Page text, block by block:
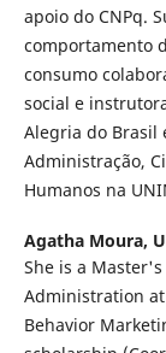
apoio do CNPq.
comportamento
consumo
social e
Alegria do Brasil
Administração,
Humanos na
Agatha Moura,
She is a
Administration at
Behavior